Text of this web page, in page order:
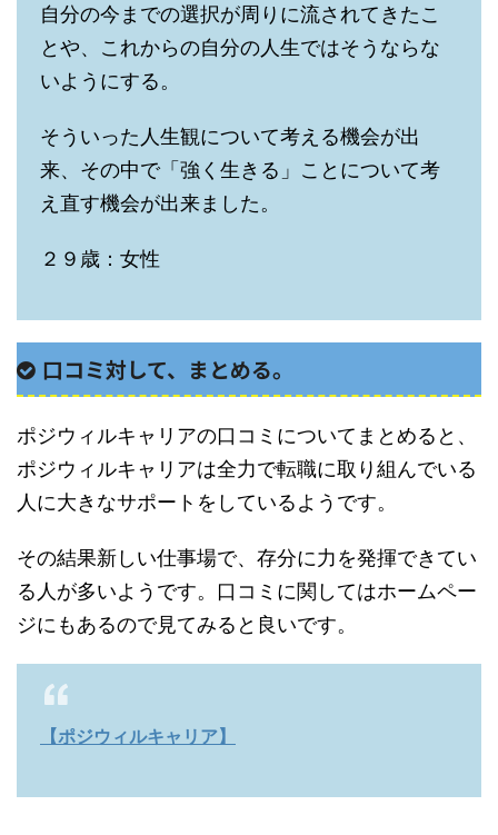
自分の今までの選択が周りに流されてきたこ
とや、これからの自分の人生ではそうならな
いようにする。
そういった人生観について考える機会が出
来、その中で「強く生きる」ことについて考
え直す機会が出来ました。
２９歳：女性
口コミ対して、まとめる。
ポジウィルキャリアの口コミについてまとめると、
ポジウィルキャリアは全力で転職に取り組んでいる
人に大きなサポートをしているようです。
その結果新しい仕事場で、存分に力を発揮できてい
る人が多いようです。口コミに関してはホームペー
ジにもあるので見てみると良いです。
【ポジウィルキャリア】